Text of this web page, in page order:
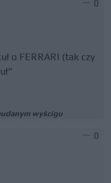
0
o FERRARI (tak czy
wyścigu
0